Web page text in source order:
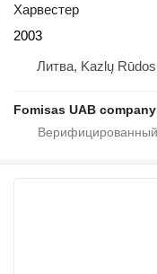
Харвестер
2003
Литва, Kazlų Rūdos
Fomisas UAB company